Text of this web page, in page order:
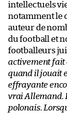
intellectuels
notamment le
auteur de
du football et
footballeurs
activement fait
quand il jouait
effrayante
vrai Allemand.
polonais.